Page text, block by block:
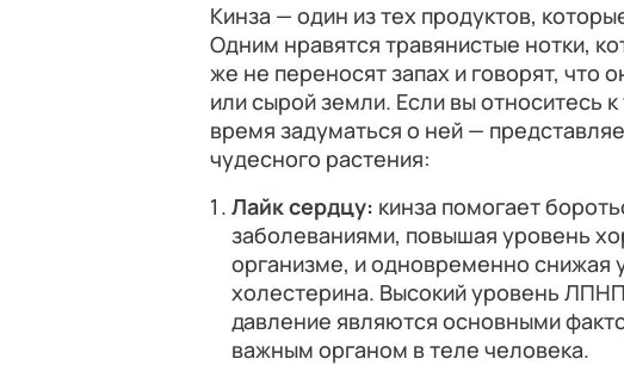
Кинза — один из тех продуктов,
Одним нравятся травянистые нотки,
же не переносят запах и говорят, что
или сырой земли. Если вы относитесь
время задуматься о ней —
чудесного растения:
Лайк сердцу: кинза помогает
заболеваниями, повышая уровень
организме, и одновременно снижая
холестерина. Высокий уровень
давление являются основными
важным органом в теле человека.